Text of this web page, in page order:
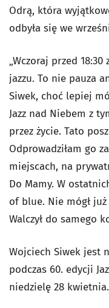
Odrą, która
odbyła się we
„Wczoraj przed
jazzu. To nie pauza
Siwek, choć lepiej
Jazz nad Niebem z
przez życie. Tato
Odprowadziłam go
miejscach, na
Do Mamy. W
of blue. Nie mógł już
Walczył do samego
Wojciech Siwek jest
podczas 60. edycji
niedzielę 28